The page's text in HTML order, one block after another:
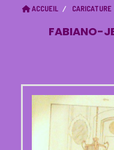
ACCUEIL CARICATURE
FABIANO-